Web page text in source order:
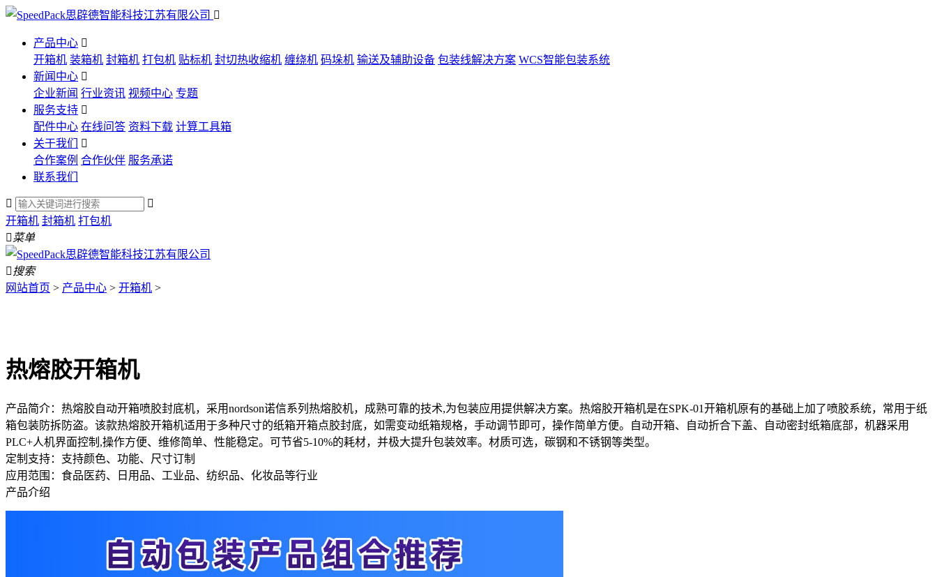

产品中心 
开箱机 装箱机 封箱机 打包机 贴标机 封切热收缩机 缠绕机 码垛机 输送及辅助设备 包装线解决方案 WCS智能包装系统
新闻中心 
企业新闻 行业资讯 视频中心 专题
服务支持 
配件中心 在线问答 资料下载 计算工具箱
关于我们

合作案例 合作伙伴 服务承诺
联系我们


开箱机 封箱机 打包机
菜单
搜索
网站首页 > 产品中心 > 开箱机 >
热熔胶开箱机
产品简介： 热熔胶自动开箱喷胶封底机，采用nordson诺信系列热熔胶机，成熟可靠的技术,为包装应用提供解决方案。热熔胶开箱机是在SPK-01开箱机原有的基础上加了喷胶系统，常用于纸
箱包装防拆防盗。该款热熔胶开箱机适用于多种尺寸的纸箱开箱点胶封底，如需变动纸箱规格，手动调节即可，操作简单方便。自动开箱、自动折合下盖、自动密封纸箱底部，机器采用
PLC+人机界面控制,操作方便、维修简单、性能稳定。可节省5-10%的耗材，并极大提升包装效率。材质可选，碳钢和不锈钢等类型。
定制支持： 支持颜色、功能、尺寸订制
应用范围： 食品医药、日用品、工业品、纺织品、化妆品等行业
产品介绍